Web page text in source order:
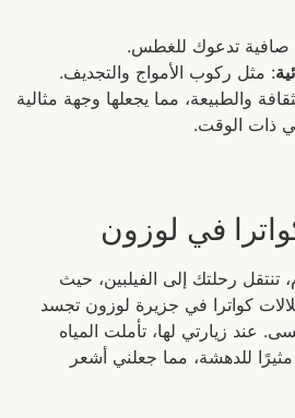
صافية تدعوك للغطس.
: مثل ركوب الأمواج والتجديف.
والطبيعة، مما يجعلها وجهة مثالية
ذات الوقت.
في لوزون
رحلتك إلى الفيلبين، حيث
كواترا في جزيرة لوزون تجسد
عند زيارتي لها، تأملت المياه
للدهشة، مما جعلني أشعر